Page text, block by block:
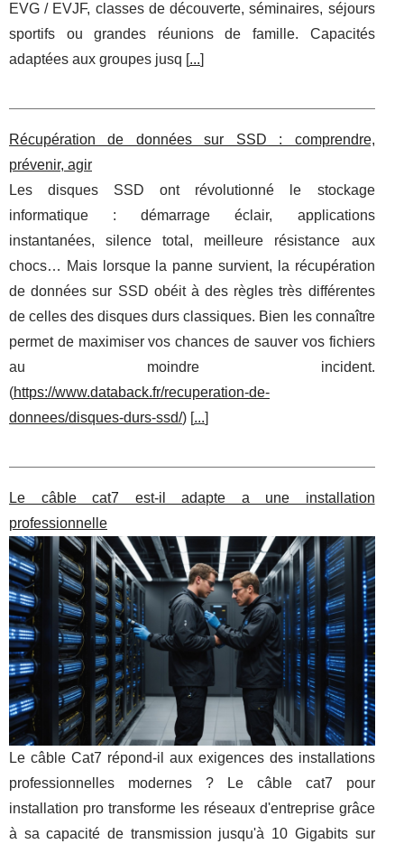
EVG / EVJF, classes de découverte, séminaires, séjours
sportifs ou grandes réunions de famille. Capacités
adaptées aux groupes jusq [...]
Récupération de données sur SSD : comprendre,
prévenir, agir
Les disques SSD ont révolutionné le stockage
informatique : démarrage éclair, applications
instantanées, silence total, meilleure résistance aux
chocs… Mais lorsque la panne survient, la récupération
de données sur SSD obéit à des règles très différentes
de celles des disques durs classiques. Bien les connaître
permet de maximiser vos chances de sauver vos fichiers
au moindre incident.
(https://www.databack.fr/recuperation-de-
donnees/disques-durs-ssd/) [...]
Le câble cat7 est-il adapte a une installation
professionnelle
Le câble Cat7 répond-il aux exigences des installations
professionnelles modernes ? Le câble cat7 pour
installation pro transforme les réseaux d'entreprise grâce
à sa capacité de transmission jusqu'à 10 Gigabits sur